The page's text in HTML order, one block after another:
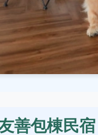
善包棟民